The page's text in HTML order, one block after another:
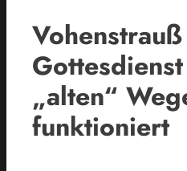
„alten“
funktioniert